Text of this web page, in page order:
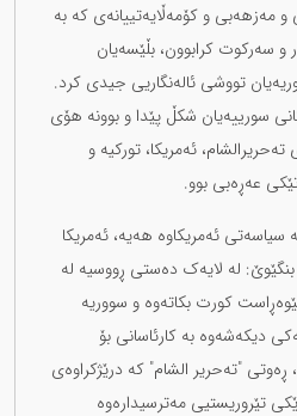
مەزهەبی و كۆمەڵایەتییانەی كە بە
و سەركوت كرابوون، بڵێسەیان
تووشی ئالەنگاریی جیدی كرد.
سورییەیان شكڵ پێدا و بوونە هۆی
ئەمریكا، توركیە و
عەڕەبی بوو.
سیاسەتی ئەمریكاوە هەیە، ئەمریكا
لە لایەک دەستی ڕووسیە لە
كورت بكاتەوە و سووریە
دیكەشەوە بە كارئاسانی بۆ
"تەحریر الشام" کە درێژكراوەی
تێروریستیی مەترسیدارەوە